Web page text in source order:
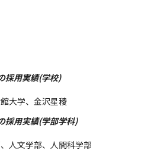
採用実績(学校)
大学、金沢星稜
採用実績(学部学科)
人文学部、人間科学部